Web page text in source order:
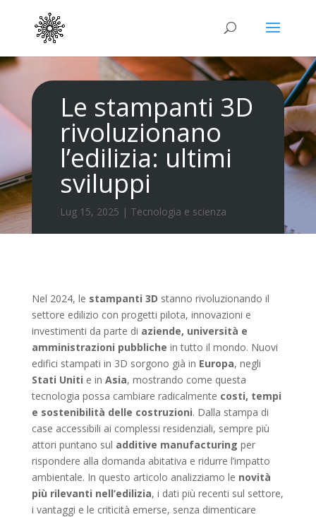
Le stampanti 3D
rivoluzionano
l’edilizia: ultimi
sviluppi
Lug 15, 2025 | Tecnologia e scienza
Nel 2024, le stampanti 3D stanno rivoluzionando il
settore edilizio con progetti pilota, innovazioni e
investimenti da parte di aziende, università e
amministrazioni pubbliche in tutto il mondo. Nuovi
edifici stampati in 3D sorgono già in Europa, negli
Stati Uniti e in Asia, mostrando come questa
tecnologia possa cambiare radicalmente costi, tempi
e sostenibilità delle costruzioni. Dalla stampa di
case accessibili ai complessi residenziali, sempre più
attori puntano sul additive manufacturing per
rispondere alla domanda abitativa e ridurre l’impatto
ambientale. In questo articolo analizziamo le novità
più rilevanti nell’edilizia, i dati più recenti sul settore,
i vantaggi e le criticità emerse, senza dimenticare